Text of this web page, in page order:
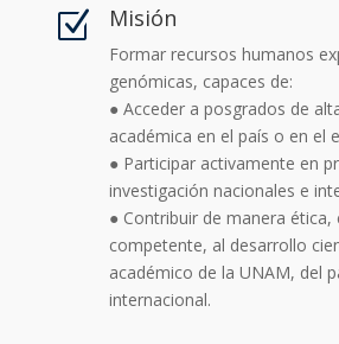
Z Misión
Formar recursos humanos
genómicas, capaces de:
● Acceder a posgrados de
académica en el país o en el
● Participar activamente en
investigación nacionales e
● Contribuir de manera
competente, al desarrollo
académico de la UNAM, del
internacional.